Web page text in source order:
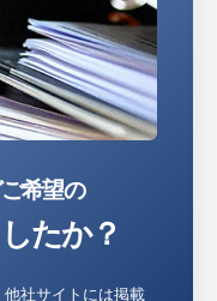
希望の
たか？
社サイトには掲載